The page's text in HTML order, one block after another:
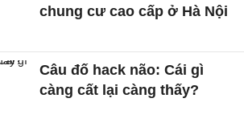
chung cư cao cấp ở Hà Nội
Câu đố hack não: Cái gì
càng cất lại càng thấy?